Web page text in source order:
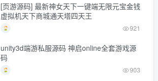
[页游源码] 最新神女天下一键端无限元宝金钱
虚拟机天下商城通天塔四天王
921
unity3d端游私服源码 神启online全套游戏源
码
903